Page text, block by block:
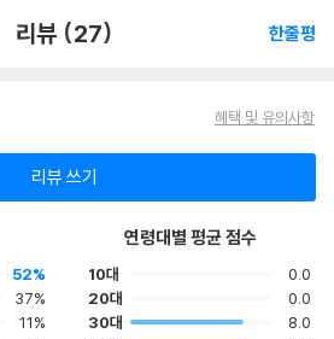
리뷰 (27) 한줄평
혜택 및 유의사항
리뷰 쓰기
52%
37%
11%
연령대별 평균 점수
10대
0.0
20대
0.0
30대
8.0